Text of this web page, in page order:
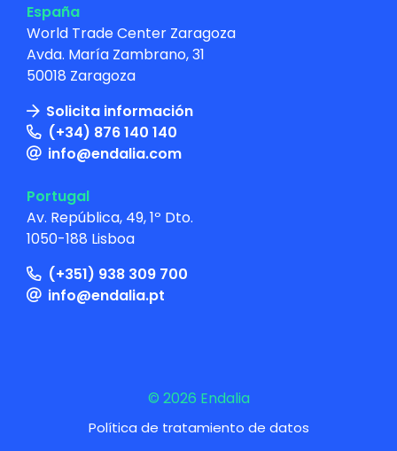
España
World Trade Center Zaragoza
Avda. María Zambrano, 31
50018 Zaragoza
Solicita información
(+34) 876 140 140
info@endalia.com
Portugal
Av. República, 49, 1º Dto.
1050-188 Lisboa
(+351) 938 309 700
info@endalia.pt
© 2026 Endalia
Política de tratamiento de datos